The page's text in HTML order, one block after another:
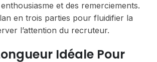
et des remerciements.
en trois parties pour fluidifier la
l’attention du recruteur.
Idéale Pour